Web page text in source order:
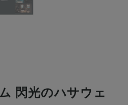
閃光のハサウェ